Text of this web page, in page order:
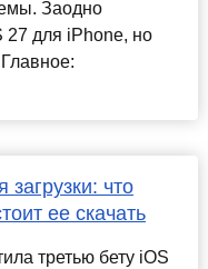
Заодно
27 для iPhone, но
что
ее скачать
третью бету iOS